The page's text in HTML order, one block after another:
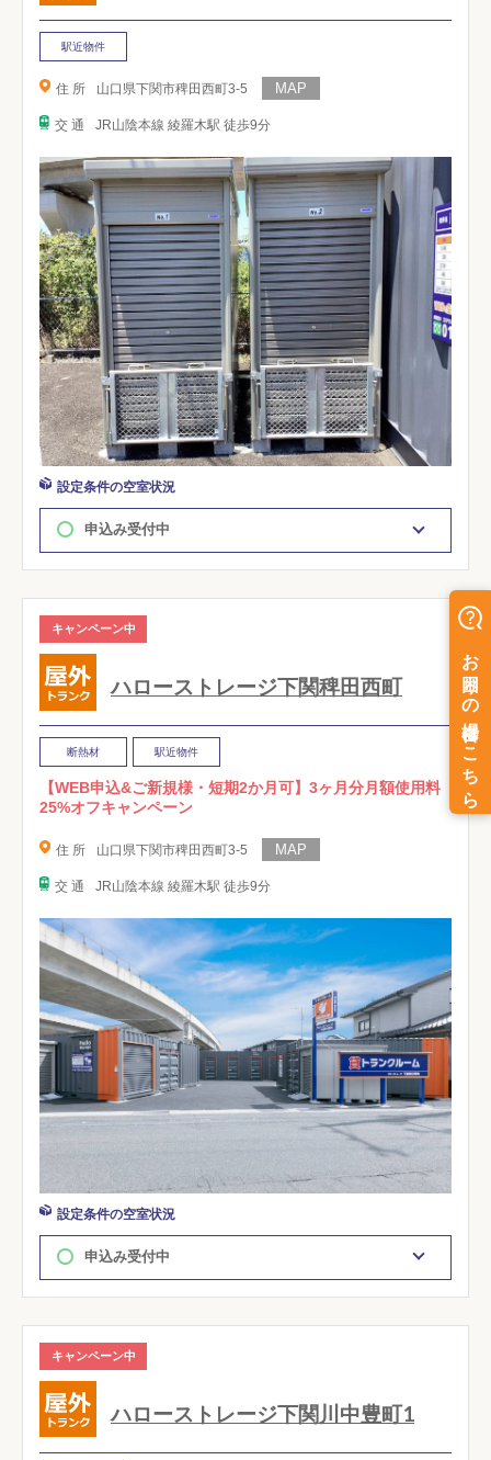
駅近物件
住 所 山口県下関市稗田西町3-5
交 通 JR山陰本線 綾羅木駅 徒歩9分
設定条件の空室状況
申込み受付中
キャンペーン中
ハローストレージ下関稗田西町
断熱材 駅近物件
【WEB申込&ご新規様・短期2か月可】3ヶ月分月額使用料
25%オフキャンペーン
住 所 山口県下関市稗田西町3-5
交 通 JR山陰本線 綾羅木駅 徒歩9分
設定条件の空室状況
申込み受付中
キャンペーン中
ハローストレージ下関川中豊町1